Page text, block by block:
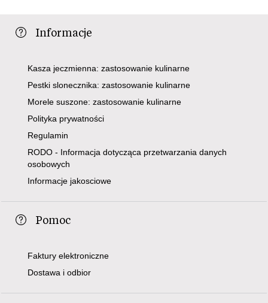
Informacje
Kasza jeczmienna: zastosowanie kulinarne
Pestki slonecznika: zastosowanie kulinarne
Morele suszone: zastosowanie kulinarne
Polityka prywatności
Regulamin
RODO - Informacja dotycząca przetwarzania danych
osobowych
Informacje jakosciowe
Pomoc
Faktury elektroniczne
Dostawa i odbior